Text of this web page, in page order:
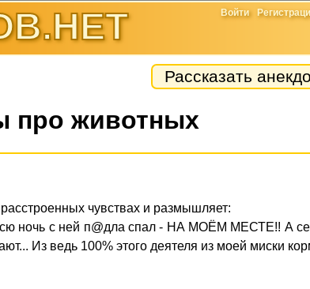
Войти
Рассказать
про животных
чувствах и размышляет:
ночь с ней п@дла спал - НА МОЁМ МЕСТЕ!! А
Из ведь 100% этого деятеля из моей миски